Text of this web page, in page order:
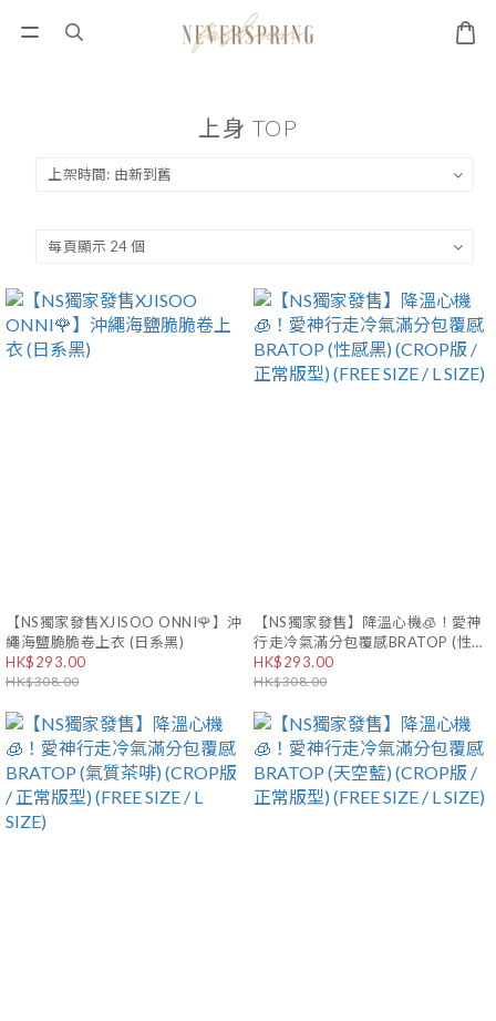
上身 TOP
【NS獨家發售XJISOO ONNI🌹】沖
繩海鹽脆脆卷上衣 (日系黑)
HK$293.00
HK$308.00
【NS獨家發售】降溫心機🧊！愛神
行走冷氣滿分包覆感BRATOP (性感
黑) (CROP版 / 正常版型) (FREE
SIZE / L SIZE)
HK$293.00
HK$308.00